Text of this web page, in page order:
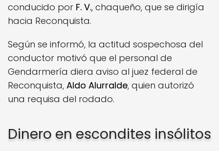
conducido por F. V., chaqueño, que se dirigía
hacia Reconquista.
Según se informó, la actitud sospechosa del
conductor motivó que el personal de
Gendarmería diera aviso al juez federal de
Reconquista, Aldo Alurralde, quien autorizó
una requisa del rodado.
Dinero en escondites insólitos